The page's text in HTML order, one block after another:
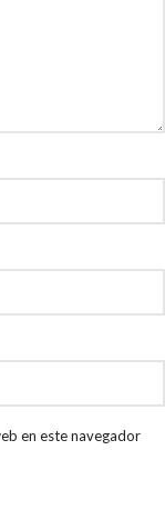
en este navegador